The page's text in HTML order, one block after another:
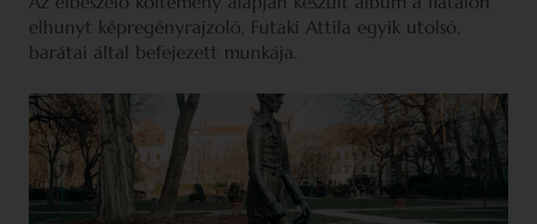
elhunyt képregényrajzoló, Futaki Attila egyik utolsó,
barátai által befejezett munkája.